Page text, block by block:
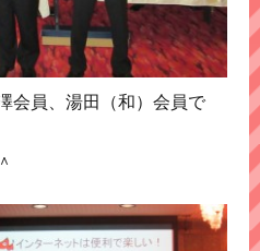
会員、湯田（和）会員で